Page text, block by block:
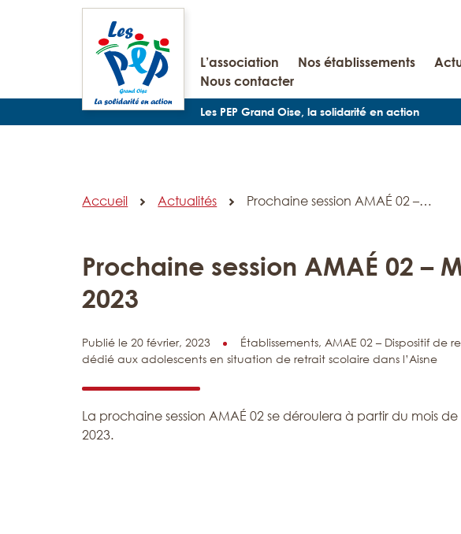
L’association Nos établissements
Nous contacter
Les PEP Grand Oise, la solidarité en action
Accueil Actualités Prochaine session AMAÉ 02 –…
Prochaine session AMAÉ 02 –
2023
Publié le 20 février, 2023 Établissements, AMAE 02 – Dispositif de
dédié aux adolescents en situation de retrait scolaire dans l’Aisne
La prochaine session AMAÉ 02 se déroulera à partir du mois
2023.